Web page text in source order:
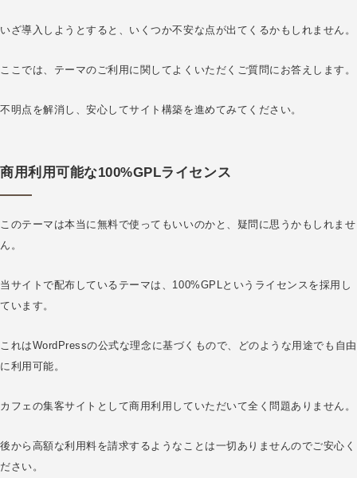
いざ導入しようとすると、いくつか不安な点が出てくるかもしれません。
ここでは、テーマのご利用に関してよくいただくご質問にお答えします。
不明点を解消し、安心してサイト構築を進めてみてください。
商用利用可能な100%GPLライセンス
このテーマは本当に無料で使ってもいいのかと、疑問に思うかもしれませ
ん。
当サイトで配布しているテーマは、100%GPLというライセンスを採用し
ています。
これはWordPressの公式な理念に基づくもので、どのような用途でも自由
に利用可能。
カフェの集客サイトとして商用利用していただいて全く問題ありません。
後から高額な利用料を請求するようなことは一切ありませんのでご安心く
ださい。